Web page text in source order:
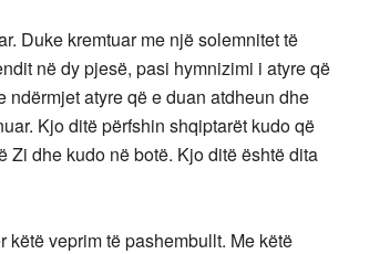
Duke kremtuar me një solemnitet të
në dy pjesë, pasi hymnizimi i atyre që
atyre që e duan atdheun dhe
Kjo ditë përfshin shqiptarët kudo që
Zi dhe kudo në botë. Kjo ditë është dita
këtë veprim të pashembullt. Me këtë